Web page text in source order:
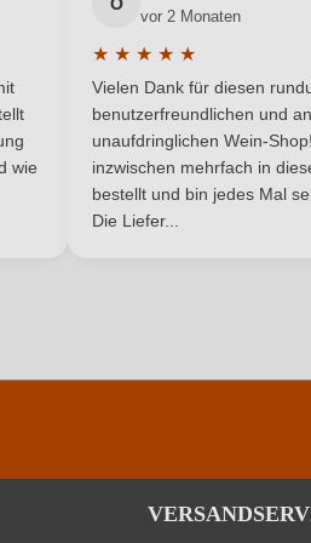
Ich habe
von 5 Sternen
wie
vor 2 Monaten
★ ★ ★ ★ ★
Durchschnittliche
Vielen Dank für diesen
benutzerfreundlichen und
unaufdringlichen Wein-
inzwischen mehrfach in
bestellt und bin jedes Mal
Die Liefer...